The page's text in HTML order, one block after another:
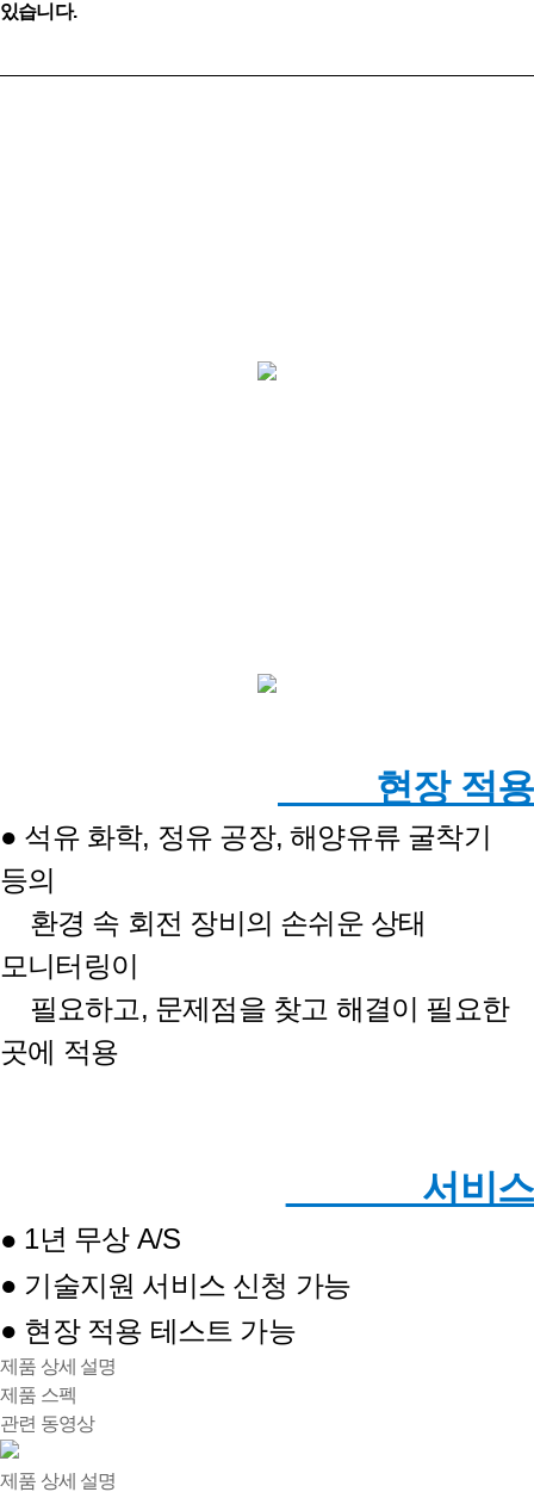
있습니다.
현장 적용
● 석유 화학, 정유 공장, 해양유류 굴착기
등의
환경 속 회전 장비의 손쉬운 상태
모니터링이
필요하고, 문제점을 찾고 해결이 필요한
곳에 적용
서비스
● 1년 무상 A/S
● 기술지원 서비스 신청 가능
● 현장 적용 테스트 가능
제품 상세 설명
제품 스펙
관련 동영상
제품 상세 설명